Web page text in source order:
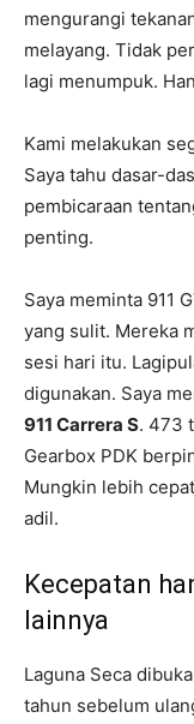
mengurangi
melayang. Tidak
lagi menumpuk.
Kami melakukan
Saya tahu dasar-
pembicaraan
penting.
Saya meminta 911
yang sulit. Mereka
sesi hari itu.
digunakan. Saya
911 Carrera S. 473
Gearbox PDK
Mungkin lebih
adil.
Kecepatan
lainnya
Laguna Seca
tahun sebelum